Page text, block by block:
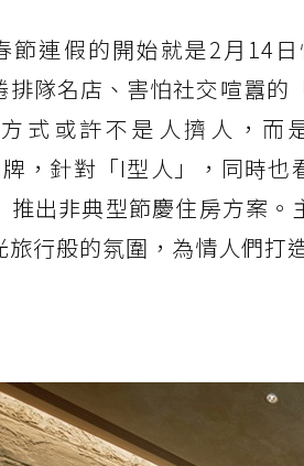
節連假的開始就是2月14
排隊名店、害怕社交喧囂
式或許不是人擠人，而
，針對「I型人」，同時也
推出非典型節慶住房方案
旅行般的氛圍，為情人們打